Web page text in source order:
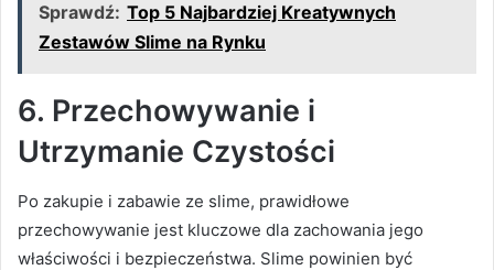
Sprawdź: Top 5 Najbardziej Kreatywnych
Zestawów Slime na Rynku
6. Przechowywanie i
Utrzymanie Czystości
Po zakupie i zabawie ze slime, prawidłowe
przechowywanie jest kluczowe dla zachowania jego
właściwości i bezpieczeństwa. Slime powinien być